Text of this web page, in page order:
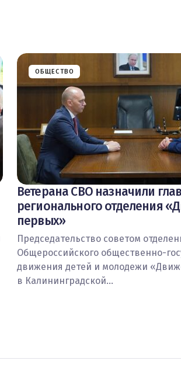
ОБЩЕСТВО
Ветерана СВО назначили
регионального отделения
первых»
Председательство советом
Общероссийского общественно-
движения детей и молодежи
в Калининградской…